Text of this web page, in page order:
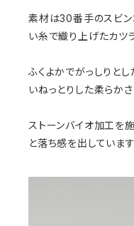
素材は30番手のスビン
い糸で織り上げたカツラ
ふくよかでがっしりとし
いねっとりした柔らか
ストーンバイオ加工を
と落ち感を出しています